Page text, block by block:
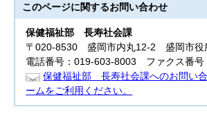
このページに関するお問い合わせ
保健福祉部長寿社会課
〒020-8530 盛岡市内丸12-2 盛岡市役
電話番号：019-603-8003 ファクス番号
保健福祉部 長寿社会課へのお問い
ームをご利用ください。